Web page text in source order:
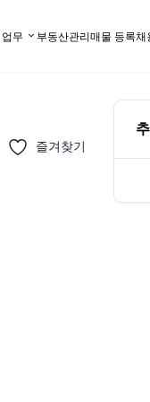
무 부동산관리매물 등록채
즐겨찾기